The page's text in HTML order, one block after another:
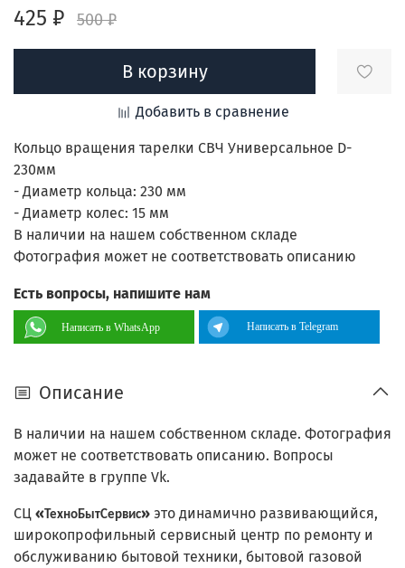
425 ₽
500 ₽
В корзину
Добавить в сравнение
Кольцо вращения тарелки СВЧ Универсальное D-
230мм
- Диаметр кольца: 230 мм
- Диаметр колес: 15 мм
В наличии на нашем собственном складе
Фотография может не соответствовать описанию
Есть вопросы, напишите нам
Написать в WhatsApp Написать в Telegram
Описание
В наличии на нашем собственном складе. Фотография
может не соответствовать описанию. Вопросы
задавайте в группе Vk.
СЦ « ТехноБытСервис» это динамично развивающийся,
широкопрофильный сервисный центр по ремонту и
обслуживанию бытовой техники, бытовой газовой